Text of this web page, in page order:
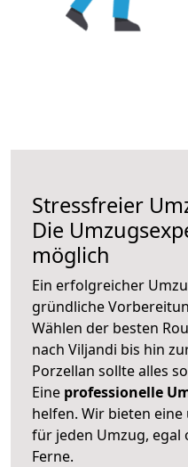
Stressfreier
Die
möglich
Ein erfolgreicher
gründliche
Wählen der besten
nach Viljandi bis hin
Porzellan sollte alles
Eine professionelle
helfen. Wir bieten
für jeden Umzug, egal
Ferne.